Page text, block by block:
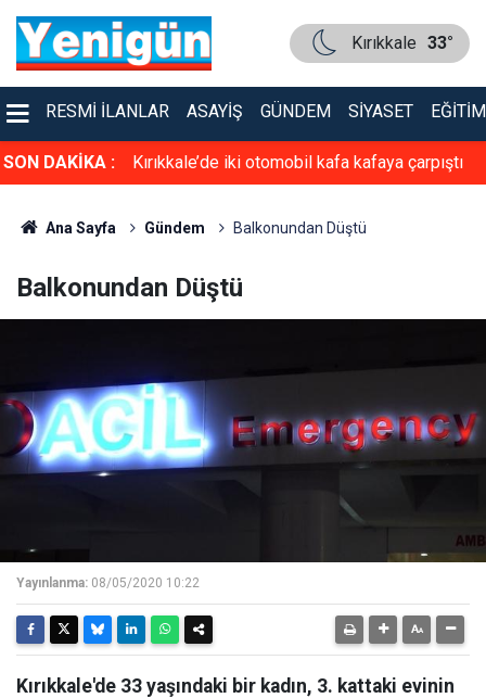
Kırıkkale 33°
RESMI İLANLAR ASAYIŞ GÜNDEM SIYASET EĞITIM
SON DAKİKA : Kırıkkale’de iki otomobil kafa kafaya çarpıştı
Ana Sayfa Gündem Balkonundan Düştü
Balkonundan Düştü
Yayınlanma: 08/05/2020 10:22
Kırıkkale'de 33 yaşındaki bir kadın, 3. kattaki evinin